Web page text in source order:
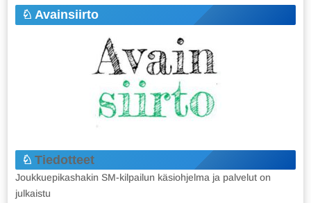
Avainsiirto
Tiedotteet
Joukkuepikashakin SM-kilpailun käsiohjelma ja palvelut on
julkaistu